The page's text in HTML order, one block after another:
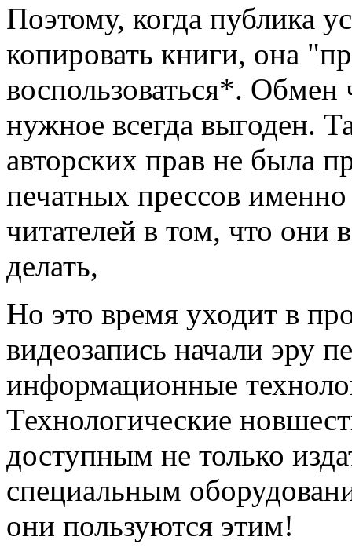
Поэтому, когда публика
копировать книги, она
воспользоваться*. Обмен
нужное всегда выгоден.
авторских прав не была
печатных прессов
читателей в том, что они
делать,
Но это время уходит в
видеозапись начали эру
информационные
Технологические
доступным не только
специальным
они пользуются этим!